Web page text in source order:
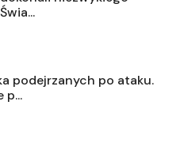
podejrzanych po ataku.
p...